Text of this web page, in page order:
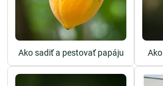
Ako sadiť a pestovať papáju